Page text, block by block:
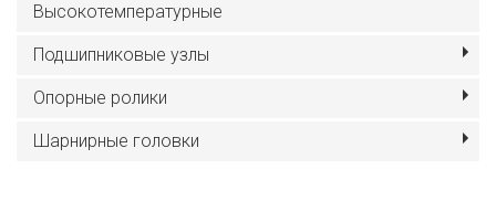
Высокотемпературные
Подшипниковые узлы
Опорные ролики
Шарнирные головки